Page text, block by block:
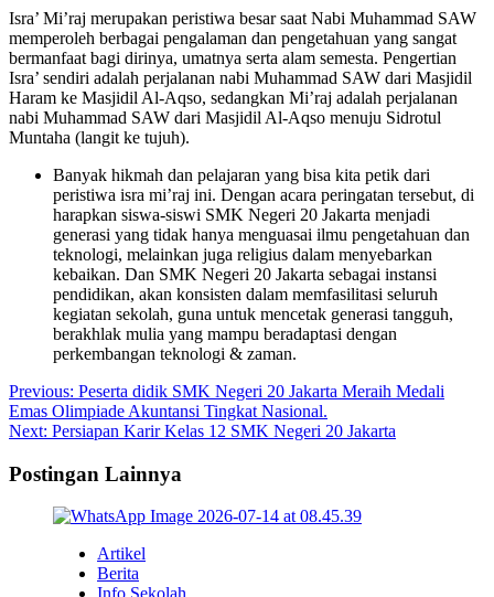
Isra’ Mi’raj merupakan peristiwa besar saat Nabi Muhammad SAW
memperoleh berbagai pengalaman dan pengetahuan yang sangat
bermanfaat bagi dirinya, umatnya serta alam semesta. Pengertian
Isra’ sendiri adalah perjalanan nabi Muhammad SAW dari Masjidil
Haram ke Masjidil Al-Aqso, sedangkan Mi’raj adalah perjalanan
nabi Muhammad SAW dari Masjidil Al-Aqso menuju Sidrotul
Muntaha (langit ke tujuh).
Banyak hikmah dan pelajaran yang bisa kita petik dari
peristiwa isra mi’raj ini. Dengan acara peringatan tersebut, di
harapkan siswa-siswi SMK Negeri 20 Jakarta menjadi
generasi yang tidak hanya menguasai ilmu pengetahuan dan
teknologi, melainkan juga religius dalam menyebarkan
kebaikan. Dan SMK Negeri 20 Jakarta sebagai instansi
pendidikan, akan konsisten dalam memfasilitasi seluruh
kegiatan sekolah, guna untuk mencetak generasi tangguh,
berakhlak mulia yang mampu beradaptasi dengan
perkembangan teknologi & zaman.
Post
navigation
Previous: Peserta didik SMK Negeri 20 Jakarta Meraih Medali
Emas Olimpiade Akuntansi Tingkat Nasional.
Next: Persiapan Karir Kelas 12 SMK Negeri 20 Jakarta
Postingan Lainnya
Artikel
Berita